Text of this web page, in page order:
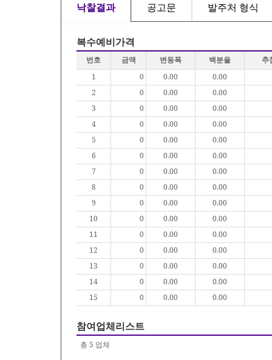
낙찰결과 공고문 발주처 형식
복수예비가격
번호 금액 변동폭 백분율
추
1
0 0.00
0.00
2
0 0.00
0.00
3
0 0.00
0.00
4
0 0.00
0.00
5
0 0.00
0.00
6
0 0.00
0.00
7
0 0.00
0.00
8
0 0.00
0.00
9
0 0.00
0.00
10
0 0.00
0.00
11
0 0.00
0.00
12
0 0.00
0.00
13
0 0.00
0.00
14
0 0.00
0.00
15
0 0.00 0.00
참여업체리스트
총 5 업체